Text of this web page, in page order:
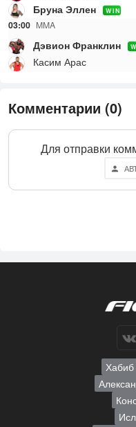
Бруна Эллен
WIN
03:00 MMA
Дэвион Франклин
Касим Арас
Комментарии (0)
Для отправки